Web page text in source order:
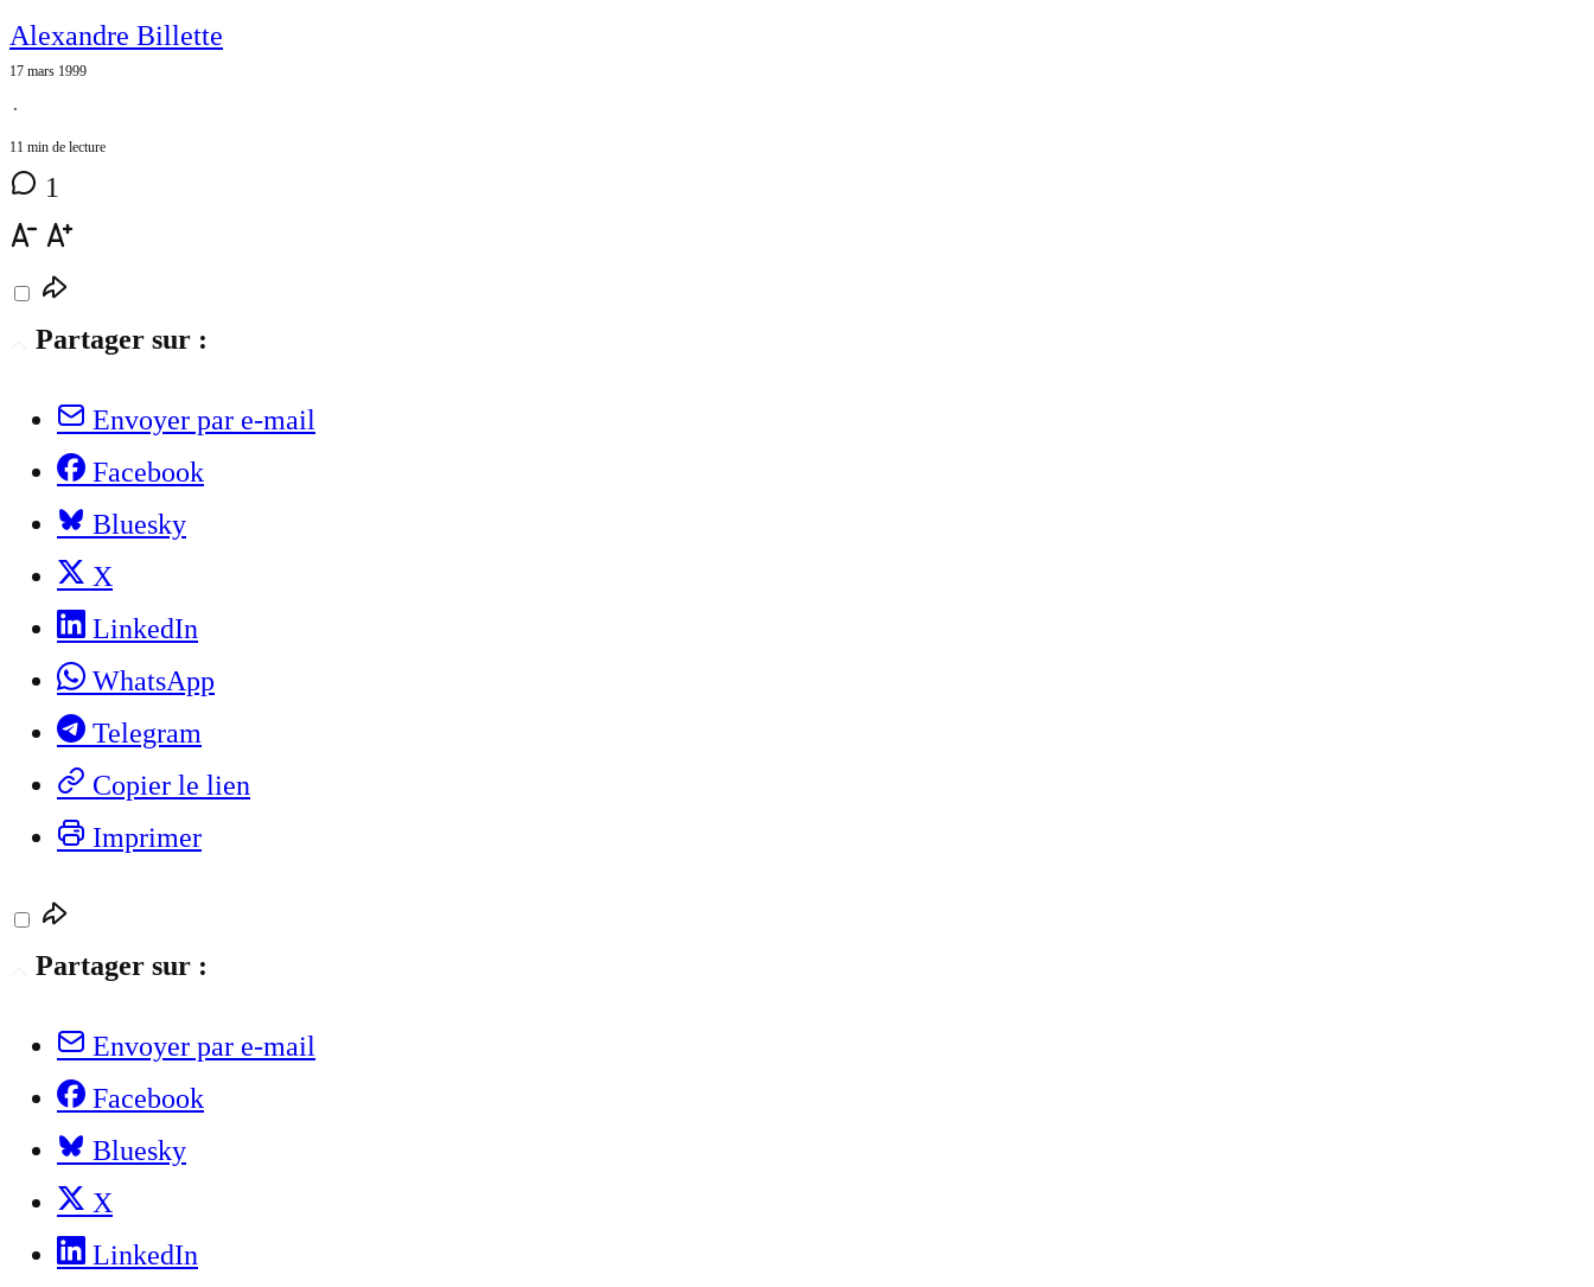
Alexandre Billette
17 mars 1999
⋅
11 min de lecture
1
Partager sur :
Envoyer par e-mail
Facebook
Bluesky
X
LinkedIn
WhatsApp
Telegram
Copier le lien
Imprimer
Partager sur :
Envoyer par e-mail
Facebook
Bluesky
X
LinkedIn